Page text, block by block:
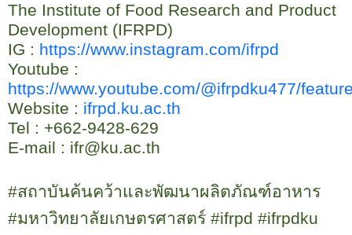
The Institute of Food Research and Product
Development (IFRPD)
IG : https://www.instagram.com/ifrpd
Youtube :
https://www.youtube.com/@ifrpdku477/
Website : ifrpd.ku.ac.th
Tel : +662-9428-629
E-mail : ifr@ku.ac.th
#สถาบันค้นคว้าและพัฒนาผลิตภัณฑ์อาหาร
#มหาวิทยาลัยเกษตรศาสตร์ #ifrpd #ifrpdku